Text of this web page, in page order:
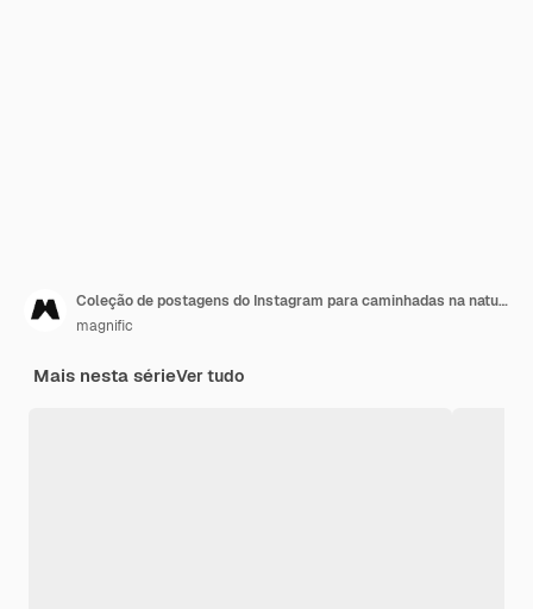
Coleção de postagens do Instagram para caminhadas na natureza
magnific
Mais nesta sérieVer tudo